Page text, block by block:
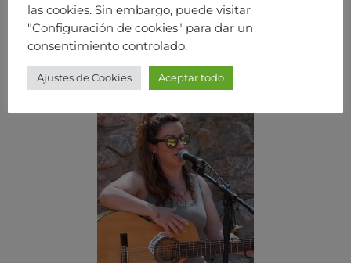
las cookies. Sin embargo, puede visitar
"Configuración de cookies" para dar un
consentimiento controlado.
Ajustes de Cookies Aceptar todo